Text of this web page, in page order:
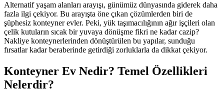
Alternatif yaşam alanları arayışı, günümüz dünyasında giderek daha
fazla ilgi çekiyor. Bu arayışta öne çıkan çözümlerden biri de
şüphesiz konteyner evler. Peki, yük taşımacılığının ağır işçileri olan
çelik kutuların sıcak bir yuvaya dönüşme fikri ne kadar cazip?
Nakliye konteynerlerinden dönüştürülen bu yapılar, sunduğu
fırsatlar kadar beraberinde getirdiği zorluklarla da dikkat çekiyor.
Konteyner Ev Nedir? Temel Özellikleri
Nelerdir?